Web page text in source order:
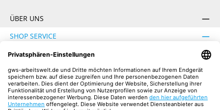
ÜBER UNS
SHOP SERVICE
INFORMATION
SICHER EINKAUFEN
UNSERE COMMUNITIES